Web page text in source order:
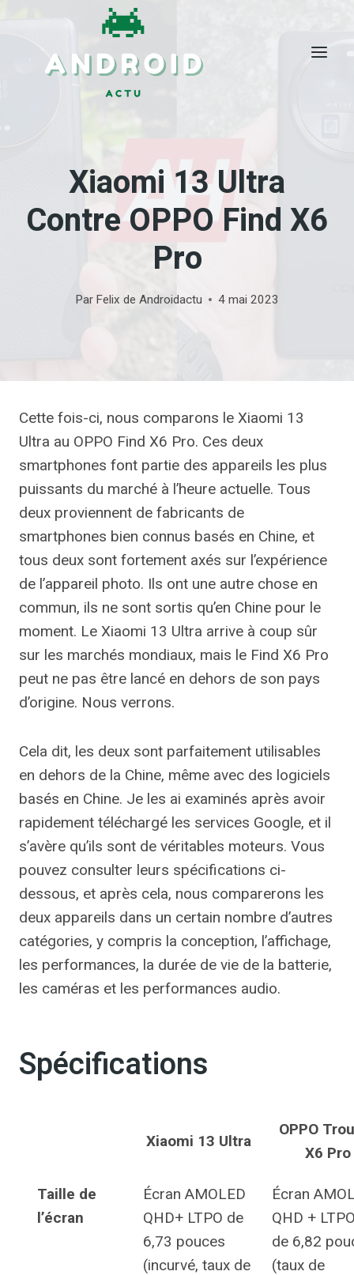
Xiaomi 13 Ultra
Contre OPPO Find X6
Pro
Par Felix de Androidactu 4 mai 2023
Cette fois-ci, nous comparons le Xiaomi 13
Ultra au OPPO Find X6 Pro. Ces deux
smartphones font partie des appareils les plus
puissants du marché à l’heure actuelle. Tous
deux proviennent de fabricants de
smartphones bien connus basés en Chine, et
tous deux sont fortement axés sur l’expérience
de l’appareil photo. Ils ont une autre chose en
commun, ils ne sont sortis qu’en Chine pour le
moment. Le Xiaomi 13 Ultra arrive à coup sûr
sur les marchés mondiaux, mais le Find X6 Pro
peut ne pas être lancé en dehors de son pays
d’origine. Nous verrons.
Cela dit, les deux sont parfaitement utilisables
en dehors de la Chine, même avec des logiciels
basés en Chine. Je les ai examinés après avoir
rapidement téléchargé les services Google, et il
s’avère qu’ils sont de véritables moteurs. Vous
pouvez consulter leurs spécifications ci-
dessous, et après cela, nous comparerons les
deux appareils dans un certain nombre d’autres
catégories, y compris la conception, l’affichage,
les performances, la durée de vie de la batterie,
les caméras et les performances audio.
Spécifications
Xiaomi 13 Ultra
OPPO
X6 Pro
Taille de
l’écran
Écran AMOLED
QHD+ LTPO de
6,73 pouces
(incurvé, taux de
Écran
QHD +
de 6,82
(taux de